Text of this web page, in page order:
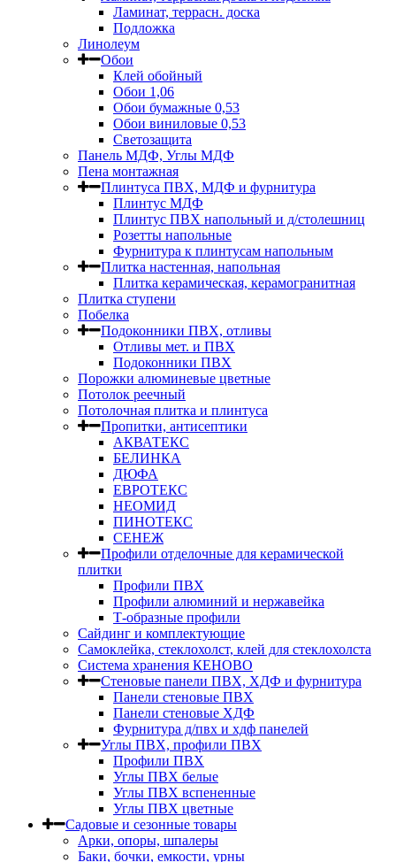
Ламинат, террасн. доска
Подложка
Линолеум
Обои
Клей обойный
Обои 1,06
Обои бумажные 0,53
Обои виниловые 0,53
Светозащита
Панель МДФ, Углы МДФ
Пена монтажная
Плинтуса ПВХ, МДФ и фурнитура
Плинтус МДФ
Плинтус ПВХ напольный и д/столешниц
Розетты напольные
Фурнитура к плинтусам напольным
Плитка настенная, напольная
Плитка керамическая, керамогранитная
Плитка ступени
Побелка
Подоконники ПВХ, отливы
Отливы мет. и ПВХ
Подоконники ПВХ
Порожки алюминевые цветные
Потолок реечный
Потолочная плитка и плинтуса
Пропитки, антисептики
АКВАТЕКС
БЕЛИНКА
ДЮФА
ЕВРОТЕКС
НЕОМИД
ПИНОТЕКС
СЕНЕЖ
Профили отделочные для керамической
плитки
Профили ПВХ
Профили алюминий и нержавейка
Т-образные профили
Сайдинг и комплектующие
Самоклейка, стеклохолст, клей для стеклохолста
Система хранения КЕНОВО
Стеновые панели ПВХ, ХДФ и фурнитура
Панели стеновые ПВХ
Панели стеновые ХДФ
Фурнитура д/пвх и хдф панелей
Углы ПВХ, профили ПВХ
Профили ПВХ
Углы ПВХ белые
Углы ПВХ вспененные
Углы ПВХ цветные
Садовые и сезонные товары
Арки, опоры, шпалеры
Баки, бочки, емкости, урны